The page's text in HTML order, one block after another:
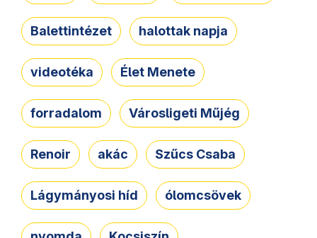
Balettintézet halottak napja
videotéka Élet Menete
forradalom Városligeti Műjég
Renoir akác Szűcs Csaba
Lágymányosi híd ólomcsövek